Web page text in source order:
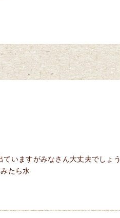
いますがみなさん大丈夫でしょう
たら水